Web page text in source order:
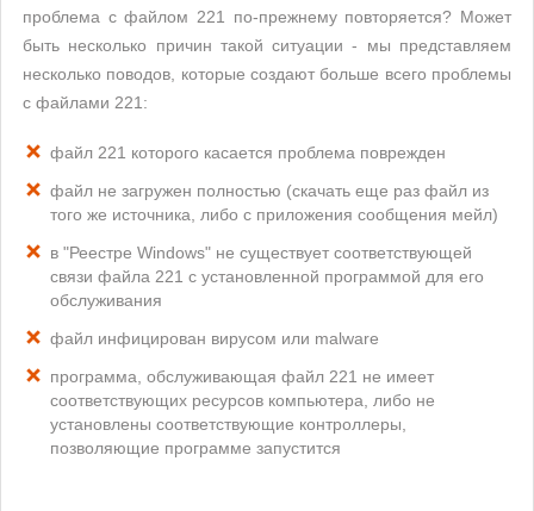
проблема с файлом 221 по-прежнему повторяется? Может
быть несколько причин такой ситуации - мы представляем
несколько поводов, которые создают больше всего проблемы
с файлами 221:
файл 221 которого касается проблема поврежден
файл не загружен полностью (скачать еще раз файл из
того же источника, либо с приложения сообщения мейл)
в "Реестре Windows" не существует соответствующей
связи файла 221 с установленной программой для его
обслуживания
файл инфицирован вирусом или malware
программа, обслуживающая файл 221 не имеет
соответствующих ресурсов компьютера, либо не
установлены соответствующие контроллеры,
позволяющие программе запустится